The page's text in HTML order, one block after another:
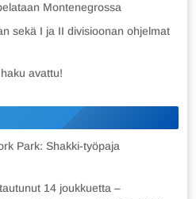
Montenegrossa
sekä I ja II divisioonan ohjelmat
avattu!
Park: Shakki-työpaja
14 joukkuetta –